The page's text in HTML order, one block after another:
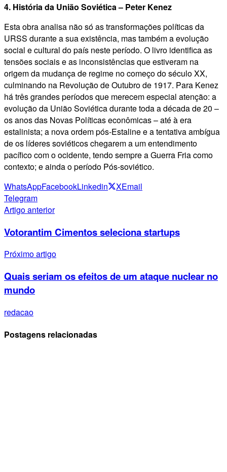
4. História da União Soviética – Peter Kenez
Esta obra analisa não só as transformações políticas da
URSS durante a sua existência, mas também a evolução
social e cultural do país neste período. O livro identifica as
tensões sociais e as inconsistências que estiveram na
origem da mudança de regime no começo do século XX,
culminando na Revolução de Outubro de 1917. Para Kenez
há três grandes períodos que merecem especial atenção: a
evolução da União Soviética durante toda a década de 20 –
os anos das Novas Políticas econômicas – até à era
estalinista; a nova ordem pós-Estaline e a tentativa ambígua
de os líderes soviéticos chegarem a um entendimento
pacífico com o ocidente, tendo sempre a Guerra Fria como
contexto; e ainda o período Pós-soviético.
WhatsAppFacebookLinkedin XEmail
Telegram
Artigo anterior
Votorantim Cimentos seleciona startups
Próximo artigo
Quais seriam os efeitos de um ataque nuclear no
mundo
redacao
Postagens relacionadas